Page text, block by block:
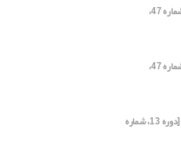
[دوره 13، شماره 47،
[دوره 13، شماره 47،
[دوره 13، شماره